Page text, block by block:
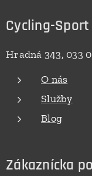
Cycling-Sport
Hradná 343, 033
O nás
Služby
Blog
Zákaznícka